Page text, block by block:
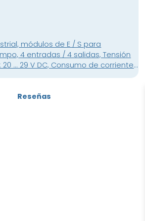
módulos de E / S para
4 entradas / 4 salidas, Tensión
... 29 V DC, Consumo de corriente:
Zócalos M12x1, Interfaz
Reseñas